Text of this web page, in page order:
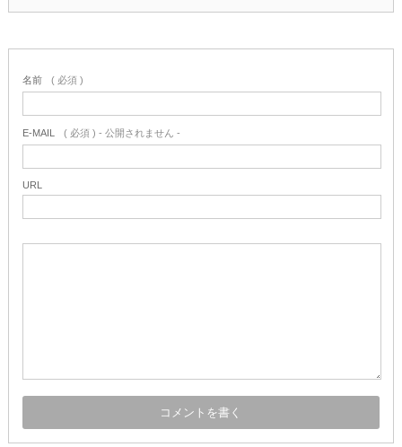
名前 ( 必須 )
E-MAIL ( 必須 ) - 公開されません -
URL